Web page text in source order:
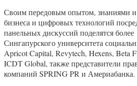
Своим передовым опытом, знаниями
бизнеса и цифровых технологий
панельных дискуссий поделятся
Сингапурского университета
Apricot Capital, Revytech, Hexens, Beta
ICDT Global, также представители
компаний SPRING PR и Америабанка.